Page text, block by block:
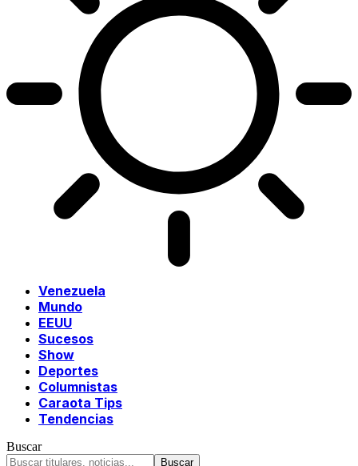
Venezuela
Mundo
EEUU
Sucesos
Show
Deportes
Columnistas
Caraota Tips
Tendencias
Buscar